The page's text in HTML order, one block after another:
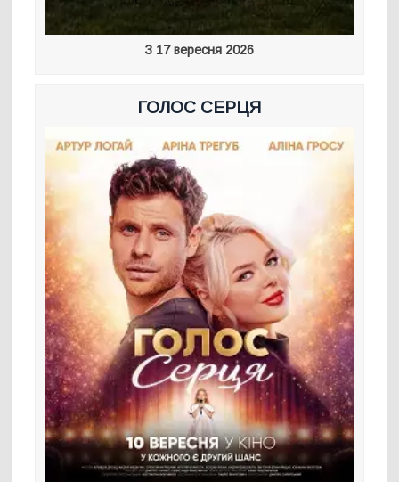
З 17 вересня 2026
ГОЛОС СЕРЦЯ